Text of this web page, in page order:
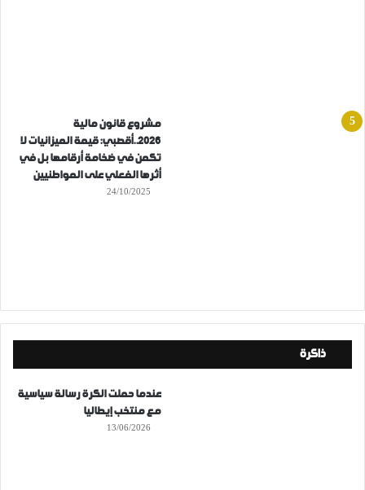
مشروع قانون مالية
2026..أقصبي: قيمة الميزانيات لا
تكمن في ضخامة أرقامها بل في
أثرها الفعلي على المواطنيين
24/10/2025
ذاكرة
عندما حملت الكرة رسالة سياسية
مع منتخب إيطاليا
13/06/2026